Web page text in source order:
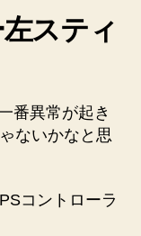
スティ
番異常が起き
ないかなと思
コントローラ